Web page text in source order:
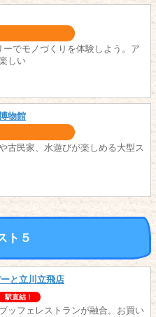
ーでモノづくりを体験しよう。ア
しい
物館
古民家、水遊びが楽しめる大型ス
ト５
と立川立飛店
駅直結！
ッフェレストランが融合。お買い